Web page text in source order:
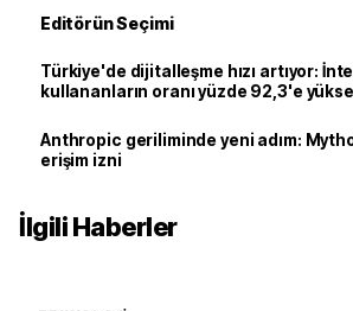
Editörün Seçimi
Türkiye'de dijitalleşme hızı artıyor:
kullananların oranı yüzde 92,3'e
Anthropic geriliminde yeni adım:
erişim izni
İlgili Haberler